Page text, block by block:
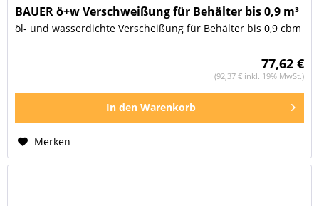
BAUER ö+w Verschweißung für Behälter bis 0,9 m³
öl- und wasserdichte Verscheißung für Behälter bis 0,9 cbm
77,62 €
(92,37 € inkl. 19% MwSt.)
In den Warenkorb
Merken